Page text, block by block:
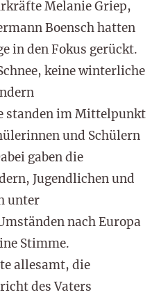
Melanie Griep,
Boensch hatten
in den Fokus gerückt.
keine winterliche
standen im Mittelpunkt
und Schülern
gaben die
Jugendlichen und
unter
nach Europa
Stimme.
allesamt, die
des Vaters